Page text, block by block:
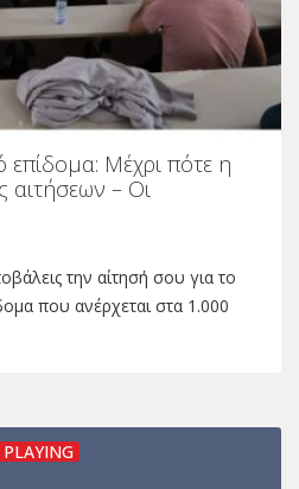
επίδομα: Μέχρι πότε η
– Οι
την αίτησή σου για το
που ανέρχεται στα 1.000